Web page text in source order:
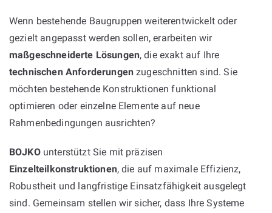
Wenn bestehende Baugruppen weiterentwickelt oder
gezielt angepasst werden sollen, erarbeiten wir
maßgeschneiderte Lösungen, die exakt auf Ihre
technischen Anforderungen zugeschnitten sind. Sie
möchten bestehende Konstruktionen funktional
optimieren oder einzelne Elemente auf neue
Rahmenbedingungen ausrichten?
BOJKOunterstützt Sie mit präzisen
Einzelteilkonstruktionen, die auf maximale Effizienz,
Robustheit und langfristige Einsatzfähigkeit ausgelegt
sind. Gemeinsam stellen wir sicher, dass Ihre Systeme